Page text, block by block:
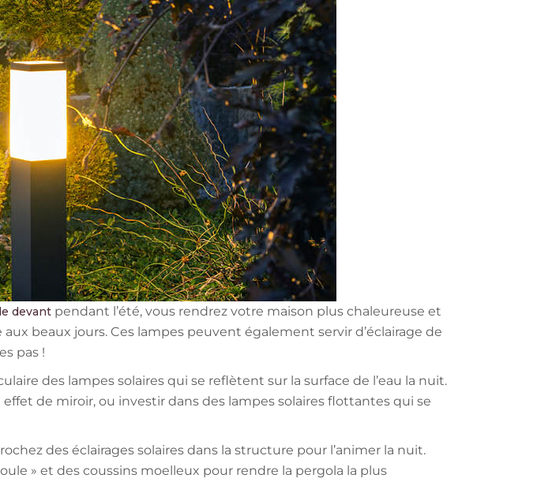
devantpendant l’été, vous rendrez votre maison plus chaleureuse et
beaux jours. Ces lampes peuvent également servir d’éclairage de
pas !
des lampes solaires qui se reflètent sur la surface de l’eau la nuit.
de miroir, ou investir dans des lampes solaires flottantes qui se
des éclairages solaires dans la structure pour l’animer la nuit.
» et des coussins moelleux pour rendre la pergola la plus